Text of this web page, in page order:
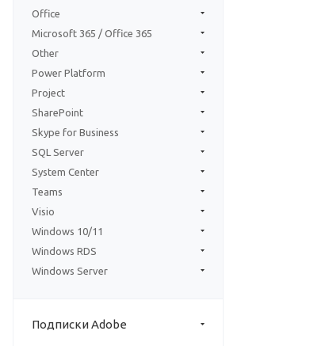
Office
Microsoft 365 / Office 365
Other
Power Platform
Project
SharePoint
Skype for Business
SQL Server
System Center
Teams
Visio
Windows 10/11
Windows RDS
Windows Server
Подписки Adobe